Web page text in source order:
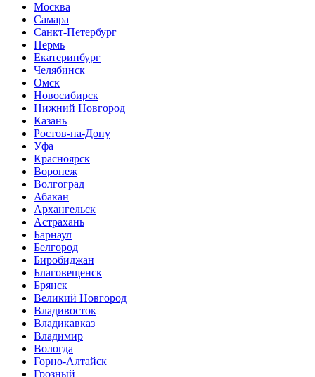
Москва
Самара
Санкт-Петербург
Пермь
Екатеринбург
Челябинск
Омск
Новосибирск
Нижний Новгород
Казань
Ростов-на-Дону
Уфа
Красноярск
Воронеж
Волгоград
Абакан
Архангельск
Астрахань
Барнаул
Белгород
Биробиджан
Благовещенск
Брянск
Великий Новгород
Владивосток
Владикавказ
Владимир
Вологда
Горно-Алтайск
Грозный